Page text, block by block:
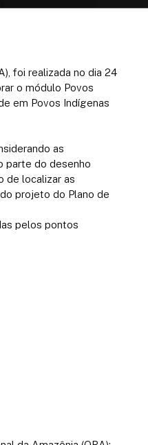
foi realizada no dia 24
o módulo Povos
em Povos Indígenas
as
parte do desenho
de localizar as
projeto do Plano de
pelos pontos